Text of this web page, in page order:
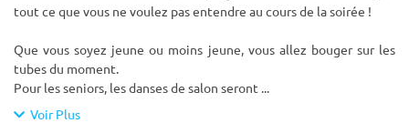
tout ce que vous ne voulez pas entendre au cours de la soirée !
Que vous soyez jeune ou moins jeune, vous allez bouger sur les
tubes du moment.
Pour les seniors, les danses de salon seront ...
Voir Plus